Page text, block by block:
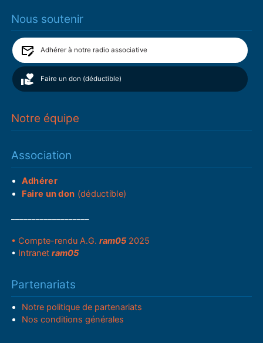
Nous soutenir
Adhérer à notre radio associative
Faire un don (déductible)
Notre équipe
Association
Adhérer
Faire un don (déductible)
• Compte-rendu A.G.ram05 2025
• Intranetram05
Partenariats
Notre politique de partenariats
Nos conditions générales